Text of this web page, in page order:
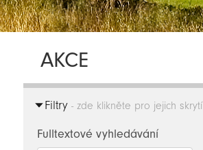
AKCE
Filtry- zde klikněte pro jejich skrytí
Fulltextové vyhledávání